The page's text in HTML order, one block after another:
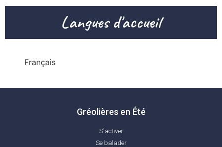
Langues d'accueil
Français
Gréolières en Été
S'activer
Se balader